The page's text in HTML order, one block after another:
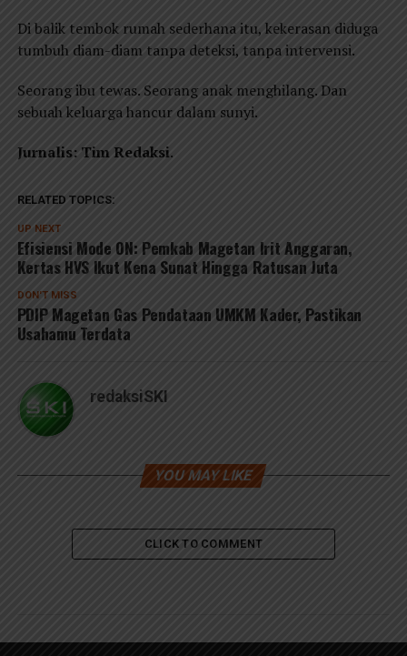
Di balik tembok rumah sederhana itu, kekerasan diduga
tumbuh diam-diam tanpa deteksi, tanpa intervensi.
Seorang ibu tewas. Seorang anak menghilang. Dan
sebuah keluarga hancur dalam sunyi.
Jurnalis: Tim Redaksi.
RELATED TOPICS:
UP NEXT
Efisiensi Mode ON: Pemkab Magetan Irit Anggaran,
Kertas HVS Ikut Kena Sunat Hingga Ratusan Juta
DON'T MISS
PDIP Magetan Gas Pendataan UMKM Kader, Pastikan
Usahamu Terdata
redaksiSKI
YOU MAY LIKE
CLICK TO COMMENT